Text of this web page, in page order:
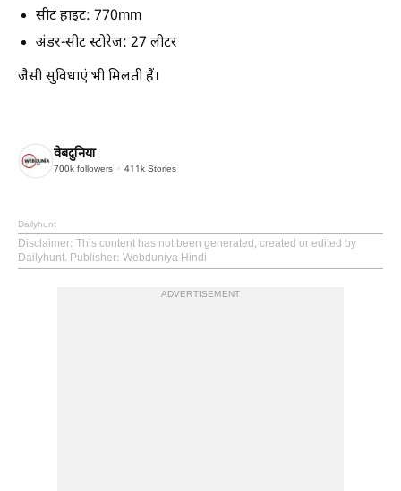
सीट हाइट: 770mm
अंडर-सीट स्टोरेज: 27 लीटर
जैसी सुविधाएं भी मिलती हैं।
वेबदुनिया
700k followers 411k Stories
Dailyhunt
Disclaimer: This content has not been generated, created or edited by
Dailyhunt. Publisher: Webduniya Hindi
ADVERTISEMENT